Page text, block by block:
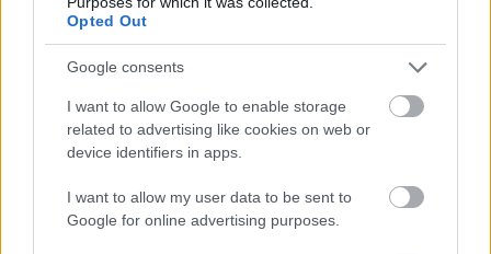
Opted Out
Google consents
I want to allow Google to enable storage
related to advertising like cookies on web or
device identifiers in apps.
I want to allow my user data to be sent to
Google for online advertising purposes.
Mi épül?